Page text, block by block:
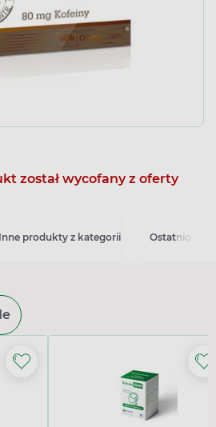
został wycofany z oferty
Inne produkty z kategorii Ostatnio